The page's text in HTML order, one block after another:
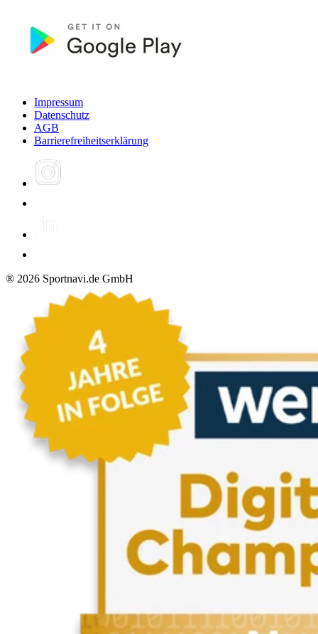
Impressum
Datenschutz
AGB
Barrierefreiheitserklärung
® 2026 Sportnavi.de GmbH